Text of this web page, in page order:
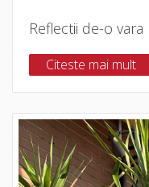
Reflectii de-o vara
Citeste mai mult